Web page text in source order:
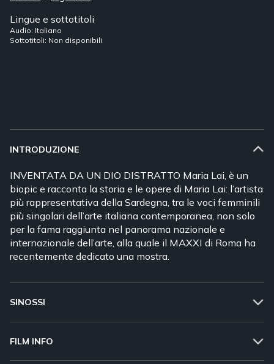
Lingue e sottotitoli
Audio: Italiano
Sottotitoli: Non disponibili
INTRODUZIONE
INVENTATA DA UN DIO DISTRATTO Maria Lai, è un
biopic e racconta la storia e le opere di Maria Lai: l’artista
più rappresentativa della Sardegna, tra le voci femminili
più singolari dell’arte italiana contemporanea, non solo
per la fama raggiunta nel panorama nazionale e
internazionale dell’arte, alla quale il MAXXI di Roma ha
recentemente dedicato una mostra.
SINOSSI
FILM INFO